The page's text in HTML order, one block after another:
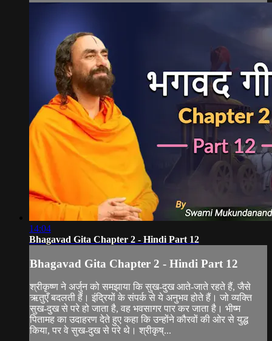
14:04
Bhagavad Gita Chapter 2 - Hindi Part 12
Bhagavad Gita Chapter 2 - Hindi Part 12
श्रीकृष्ण ने अर्जुन को समझाया कि सुख-दुख आते-जाते रहते हैं, जैसे
ऋतुएँ बदलती हैं। इंद्रियों के संपर्क से ये अनुभव होते हैं। जो व्यक्ति
सुख-दुख से परे हो जाता है, वह भवसागर पार कर जाता है। भीष्म
पितामह का उदाहरण देते हुए कहा कि उन्होंने कौरवों की ओर से युद्ध
किया, पर वे सुख-दुख से परे थे। श्रीकृष्...